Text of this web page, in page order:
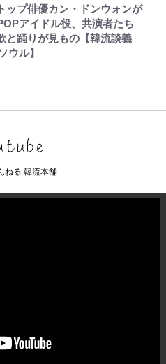
ップ俳優カン・ドンウォンが
アイドル役、共演者たち
と踊りが見もの【韓流談義
ウル】
ねる 韓流本舗